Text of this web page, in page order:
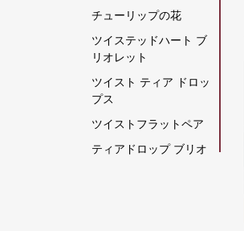
グロッシュラー ガーネ
ット
クロム透輝石
ン
ゴールデンムーンスト
ーン
チューリップの花
ツイステッドハート ブ
リオレット
ツイスト ティア ドロッ
プス
ツイストフラットペア
ティアドロップ ブリオ